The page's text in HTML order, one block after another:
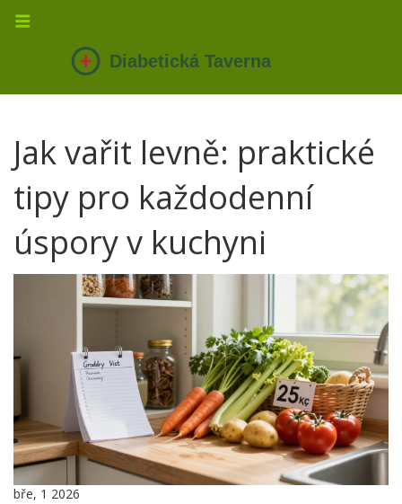
Jak vařit levně: praktické
tipy pro každodenní
úspory v kuchyni
bře, 1 2026